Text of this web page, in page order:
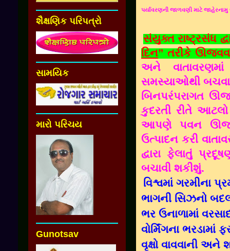
પર્યાવરણની જાળવણી માટે
સંયુક્ત રાષ્ટ્રસંધ
દિન” તરીકે
અને વાતાવરણમાં
સમસ્યાઓથી બચવા
બિનપરંપરાગત
કુદરતી રીતે આટલો
આપણે પવન
ઉત્પાદન કરી
દ્વારા ફેલાતું
બચાવી શકીશું.
વિશ્વમાં ગરમીના
ભાગની સિઝનો
ભર ઉનાળામાં
વોર્મિંગના
વૃક્ષો વાવવાની
શૈક્ષણિક પરિપત્રો
સામયિક
મારો પરિચય
Gunotsav